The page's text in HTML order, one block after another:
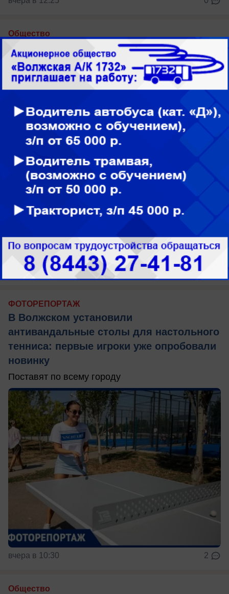
Общество
Волжанин раскрыл семейную тайну в
эфире «Малахова»: его родственник был
участником группы Дятлова
В эфире ток-шоу
вчера в 11:32
ФОТОРЕПОРТАЖ
В Волжском установили
антивандальные столы для настольного
тенниса: первые игроки уже опробовали
новинку
Поставят по всему городу
вчера в 10:30 2
Общество